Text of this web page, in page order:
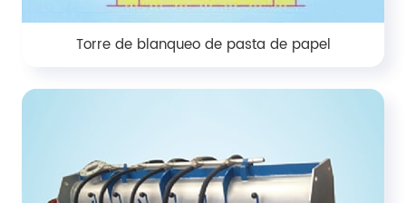
Torre de blanqueo de pasta de papel